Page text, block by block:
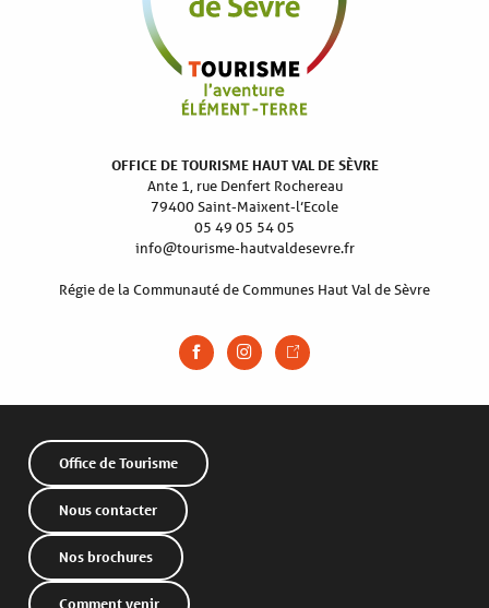
OFFICE DE TOURISME HAUT VAL DE SÈVRE
Ante 1, rue Denfert Rochereau
79400 Saint-Maixent-l’Ecole
05 49 05 54 05
info@tourisme-hautvaldesevre.fr
Régie de la Communauté de Communes Haut Val de Sèvre
Office de Tourisme
Nous contacter
Nos brochures
Comment venir